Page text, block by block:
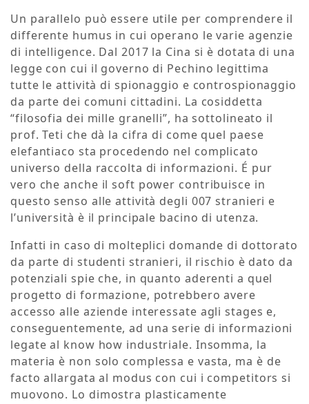
Un parallelo può essere utile per comprendere il
differente humus in cui operano le varie agenzie
di intelligence. Dal 2017 la Cina si è dotata di una
legge con cui il governo di Pechino legittima
tutte le attività di spionaggio e controspionaggio
da parte dei comuni cittadini. La cosiddetta
“filosofia dei mille granelli”, ha sottolineato il
prof. Teti che dà la cifra di come quel paese
elefantiaco sta procedendo nel complicato
universo della raccolta di informazioni. É pur
vero che anche il soft power contribuisce in
questo senso alle attività degli 007 stranieri e
l’università è il principale bacino di utenza.
Infatti in caso di molteplici domande di dottorato
da parte di studenti stranieri, il rischio è dato da
potenziali spie che, in quanto aderenti a quel
progetto di formazione, potrebbero avere
accesso alle aziende interessate agli stages e,
conseguentemente, ad una serie di informazioni
legate al know how industriale. Insomma, la
materia è non solo complessa e vasta, ma è de
facto allargata al modus con cui i competitors si
muovono. Lo dimostra plasticamente